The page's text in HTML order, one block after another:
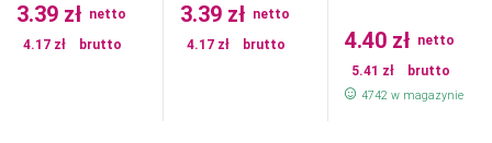
3.39 zł netto
4.17 zł brutto
3.39 zł netto
4.17 zł brutto 4.40 zł netto
5.41 zł brutto
4742 w magazynie